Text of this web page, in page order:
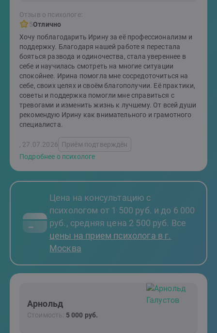
Отзыв о психологе:
5Отлично
Хочу поблагодарить Ирину за её профессионализм и
поддержку. Благодаря нашей работе я перестала
бояться развода и одиночества, стала увереннее в
себе и научилась смотреть на многие ситуации
спокойнее. Ирина помогла мне сосредоточиться на
себе, своих целях и своём благополучии. Её практики,
советы и поддержка помогли мне справиться с
тревогами и изменить жизнь к лучшему. От всей души
рекомендую Ирину как внимательного и грамотного
специалиста.
, 27.07.2026 Приём подтверждён
Подробнее о психологе
Цена на консультацию с
психологом от 1 500 руб. и до 6 000
руб., средняя цена 2 500 руб. Все
цены на прием психолога в г.
Москва
Арнольд
Стоимость: 5 000 руб.